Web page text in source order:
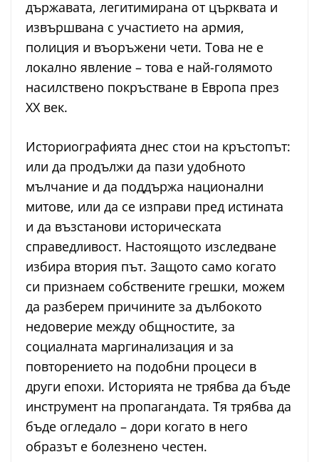
държавата, легитимирана от църквата и
извършвана с участието на армия,
полиция и въоръжени чети. Това не е
локално явление – това е най-голямото
насилствено покръстване в Европа през
XX век.
Историографията днес стои на кръстопът:
или да продължи да пази удобното
мълчание и да поддържа национални
митове, или да се изправи пред истината
и да възстанови историческата
справедливост. Настоящото изследване
избира втория път. Защото само когато
си признаем собствените грешки, можем
да разберем причините за дълбокото
недоверие между общностите, за
социалната маргинализация и за
повторението на подобни процеси в
други епохи. Историята не трябва да бъде
инструмент на пропагандата. Тя трябва да
бъде огледало – дори когато в него
образът е болезнено честен.